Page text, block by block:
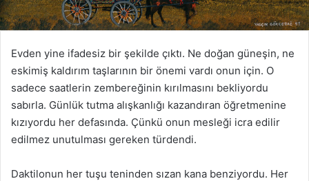
Evden yine ifadesiz bir şekilde çıktı. Ne doğan güneşin, ne
eskimiş kaldırım taşlarının bir önemi vardı onun için. O
sadece saatlerin zembereğinin kırılmasını bekliyordu
sabırla. Günlük tutma alışkanlığı kazandıran öğretmenine
kızıyordu her defasında. Çünkü onun mesleği icra edilir
edilmez unutulması gereken türdendi.
Daktilonun her tuşu teninden sızan kana benziyordu. Her